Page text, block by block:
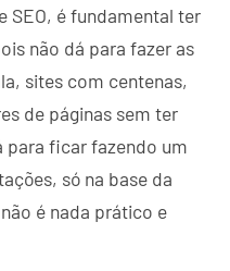
SEO, é fundamental ter
não dá para fazer as
sites com centenas,
de páginas sem ter
ficar fazendo um
só na base da
é nada prático e